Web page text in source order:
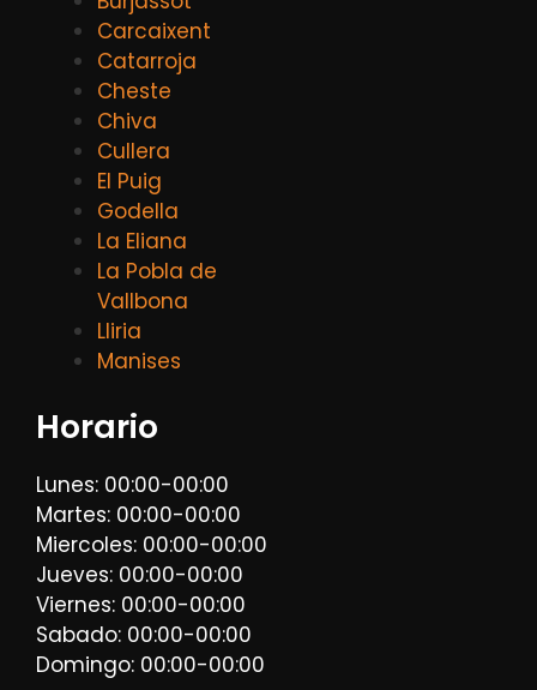
Carcaixent
Catarroja
Cheste
Chiva
Cullera
El Puig
Godella
La Eliana
La Pobla de
Vallbona
Lliria
Manises
Horario
Lunes: 00:00-00:00
Martes: 00:00-00:00
Miercoles: 00:00-00:00
Jueves: 00:00-00:00
Viernes: 00:00-00:00
Sabado: 00:00-00:00
Domingo: 00:00-00:00